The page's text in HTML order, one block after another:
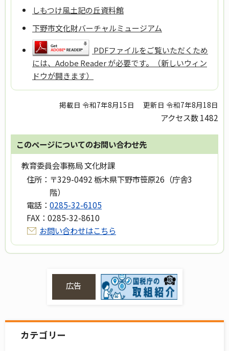
しもつけ風土記の丘資料館
下野市文化財バーチャルミュージアム
PDFファイルをご覧いただくため
には、Adobe Reader が必要です。（新しいウィン
ドウが開きます）
掲載日 令和7年8月15日 更新日 令和7年8月18日
アクセス数1482
このページについてのお問い合わせ先
教育委員会事務局 文化財課
住所： 〒329-0492 栃木県下野市笹原26（庁舎3
階）
電話： 0285-32-6105
FAX： 0285-32-8610
お問い合わせはこちら
広告
カテゴリー